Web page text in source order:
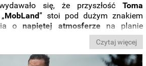
się, że przyszłośćToma
MobLand” stoi pod dużym znakiem
onapiętej atmosferzena planie
z ekipą wywołały falę
może rozstać się z produkcją. Teraz
na to, żesytuacja została
Czytaj więcej